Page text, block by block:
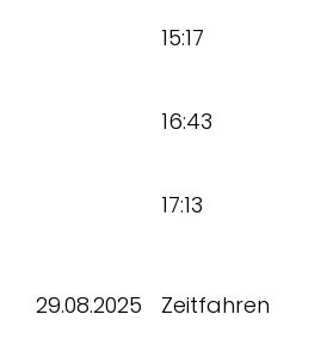
15:17
16:43
17:13
29.08.2025 Zeitfahren